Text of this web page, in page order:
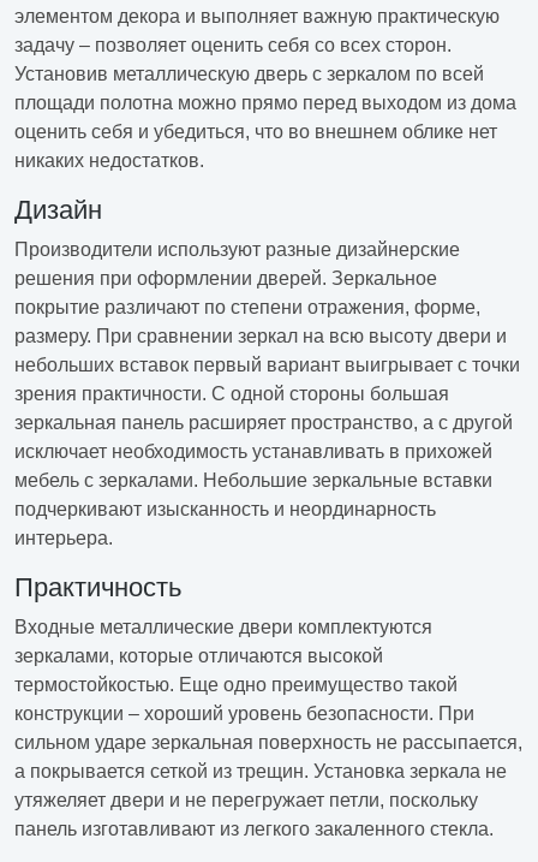
элементом декора и выполняет важную практическую
задачу – позволяет оценить себя со всех сторон.
Установив металлическую дверь с зеркалом по всей
площади полотна можно прямо перед выходом из дома
оценить себя и убедиться, что во внешнем облике нет
никаких недостатков.
Дизайн
Производители используют разные дизайнерские
решения при оформлении дверей. Зеркальное
покрытие различают по степени отражения, форме,
размеру. При сравнении зеркал на всю высоту двери и
небольших вставок первый вариант выигрывает с точки
зрения практичности. С одной стороны большая
зеркальная панель расширяет пространство, а с другой
исключает необходимость устанавливать в прихожей
мебель с зеркалами. Небольшие зеркальные вставки
подчеркивают изысканность и неординарность
интерьера.
Практичность
Входные металлические двери комплектуются
зеркалами, которые отличаются высокой
термостойкостью. Еще одно преимущество такой
конструкции – хороший уровень безопасности. При
сильном ударе зеркальная поверхность не рассыпается,
а покрывается сеткой из трещин. Установка зеркала не
утяжеляет двери и не перегружает петли, поскольку
панель изготавливают из легкого закаленного стекла.